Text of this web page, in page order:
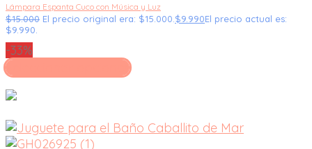
Lámpara Espanta Cuco con Música y Luz
$15.000 El precio original era: $15.000. $9.990El precio actual es:
$9.990.
-33%
Seleccionar opciones